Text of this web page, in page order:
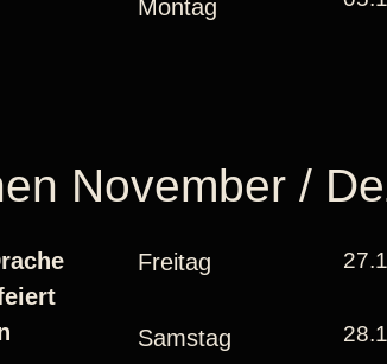
Montag
November /
Freitag
Samstag